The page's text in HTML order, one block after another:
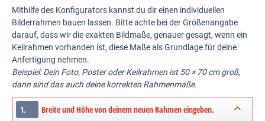
Mithilfe des Konfigurators kannst du dir einen individuellen
Bilderrahmen bauen lassen. Bitte achte bei der Größenangabe
darauf, dass wir die exakten Bildmaße, genauer gesagt, wenn ein
Keilrahmen vorhanden ist, diese Maße als Grundlage für deine
Anfertigung nehmen.
Beispiel: Dein Foto, Poster oder Keilrahmen ist 50 × 70 cm groß,
dann sind das auch deine korrekten Rahmenmaße.
1. Breite und Höhe von deinem neuen Rahmen eingeben.